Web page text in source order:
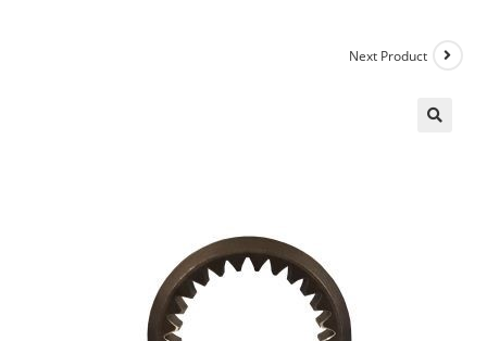
Next Product